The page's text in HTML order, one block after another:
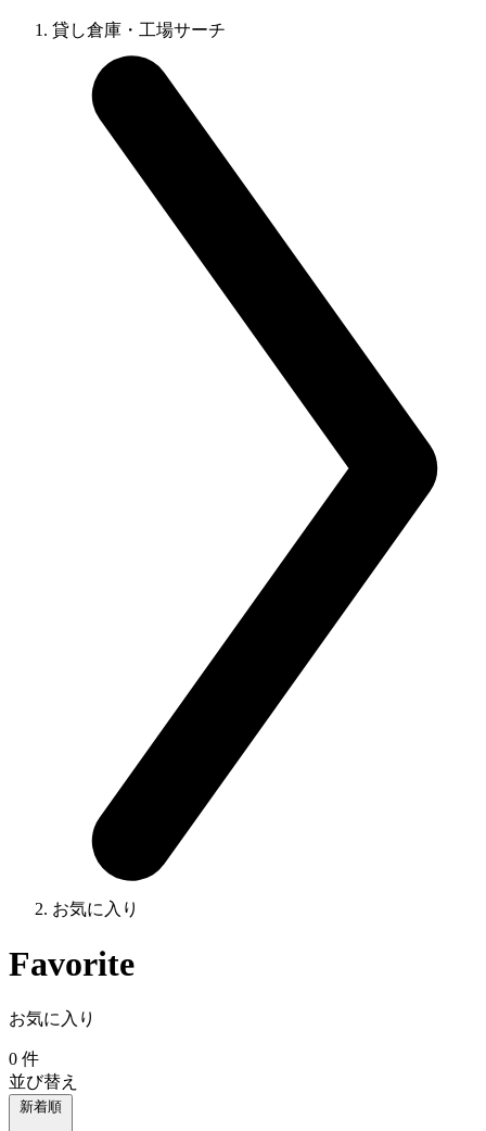
貸し倉庫・工場サーチ
お気に入り
Favorite
お気に入り
0 件
並び替え
新着順